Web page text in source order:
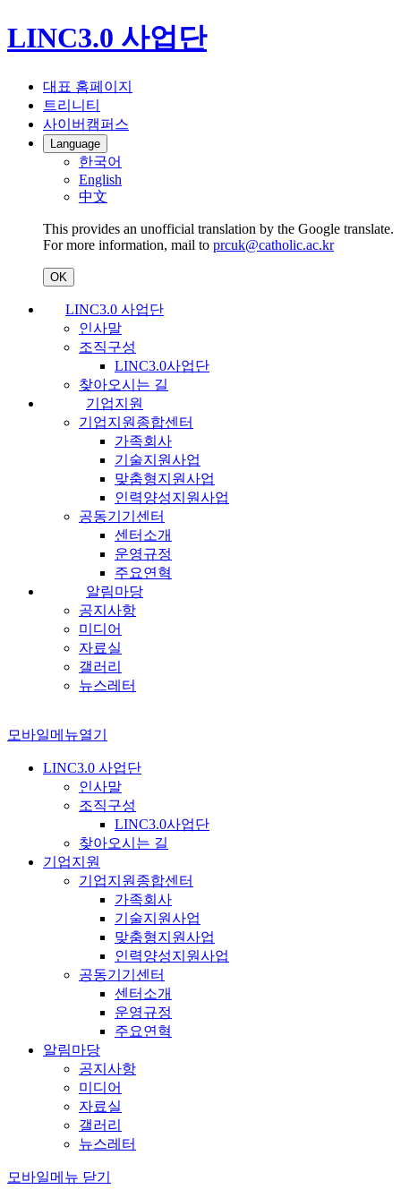
LINC3.0 사업단
대표 홈페이지
트리니티
사이버캠퍼스
Language
한국어
English
中文
This provides an unofficial translation by the Google translate.
For more information, mail to prcuk@catholic.ac.kr
OK
LINC3.0 사업단
인사말
조직구성
LINC3.0사업단
찾아오시는 길
기업지원
기업지원종합센터
가족회사
기술지원사업
맞춤형지원사업
인력양성지원사업
공동기기센터
센터소개
운영규정
주요연혁
알림마당
공지사항
미디어
자료실
갤러리
뉴스레터
모바일메뉴열기
LINC3.0 사업단
인사말
조직구성
LINC3.0사업단
찾아오시는 길
기업지원
기업지원종합센터
가족회사
기술지원사업
맞춤형지원사업
인력양성지원사업
공동기기센터
센터소개
운영규정
주요연혁
알림마당
공지사항
미디어
자료실
갤러리
뉴스레터
모바일메뉴 닫기